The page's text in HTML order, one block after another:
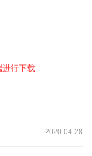
行下载
2020-04-28